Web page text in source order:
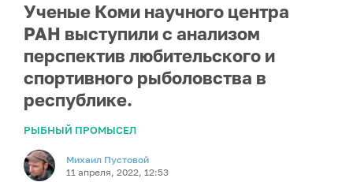
Ученые Коми научного центра
РАН выступили с анализом
перспектив любительского и
спортивного рыболовства в
республике.
РЫБНЫЙ ПРОМЫСЕЛ
Михаил Пустовой
11 апреля, 2022, 12:53